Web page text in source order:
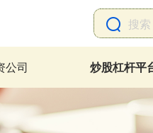
公司 炒股杠杆平